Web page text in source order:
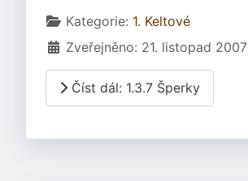
Základní údaje
Kategorie: 1. Keltové
Zveřejněno: 21. listopad 2007
Číst dál: 1.3.7 Šperky